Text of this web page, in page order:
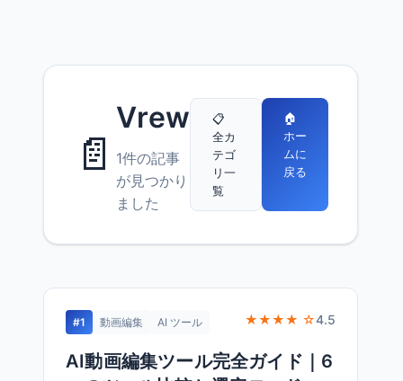
📄
Vrew
1件の記事
が見つかり
ました
📋
全カ
テゴ
リ一
覧
🏠
ホー
ムに
戻る
#1 動画編集 AI ツール ★★★★ ☆4.5
AI動画編集ツール完全ガイド｜6